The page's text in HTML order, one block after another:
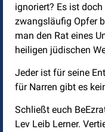
ignoriert? Es ist
zwangsläufig Opfer
man den Rat eines
heiligen jüdischen
Jeder ist für seine
für Narren gibt es
Schließt euch
Lev Leib Lerner.